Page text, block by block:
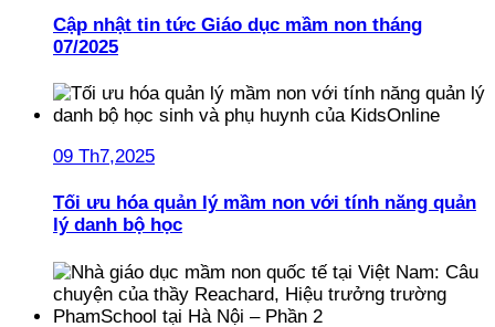
Cập nhật tin tức Giáo dục mầm non tháng
07/2025
09 Th7,2025
Tối ưu hóa quản lý mầm non với tính năng quản
lý danh bộ học